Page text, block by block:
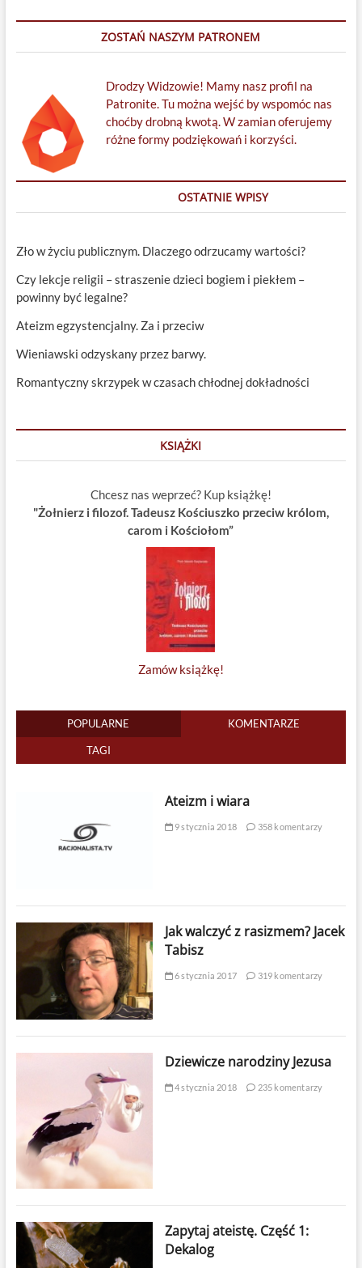
ZOSTAŃ NASZYM PATRONEM
Drodzy Widzowie! Mamy nasz profil na
Patronite. Tu można wejść by wspomóc nas
choćby drobną kwotą. W zamian oferujemy
różne formy podziękowań i korzyści.
OSTATNIE WPISY
Zło w życiu publicznym. Dlaczego odrzucamy wartości?
Czy lekcje religii – straszenie dzieci bogiem i piekłem –
powinny być legalne?
Ateizm egzystencjalny. Za i przeciw
Wieniawski odzyskany przez barwy.
Romantyczny skrzypek w czasach chłodnej dokładności
KSIĄŻKI
Chcesz nas weprzeć? Kup książkę!
"Żołnierz i filozof. Tadeusz Kościuszko przeciw królom,
carom i Kościołom”
Zamów książkę!
POPULARNE KOMENTARZE
TAGI
Ateizm i wiara
9 stycznia 2018 358 komentarzy
Jak walczyć z rasizmem? Jacek
Tabisz
6 stycznia 2017 319 komentarzy
Dziewicze narodziny Jezusa
4 stycznia 2018 235 komentarzy
Zapytaj ateistę. Część 1:
Dekalog